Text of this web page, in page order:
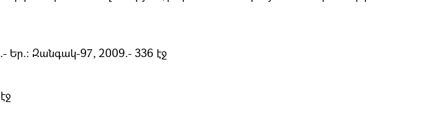
Եր.։ Զանգակ-97, 2009.- 336 էջ